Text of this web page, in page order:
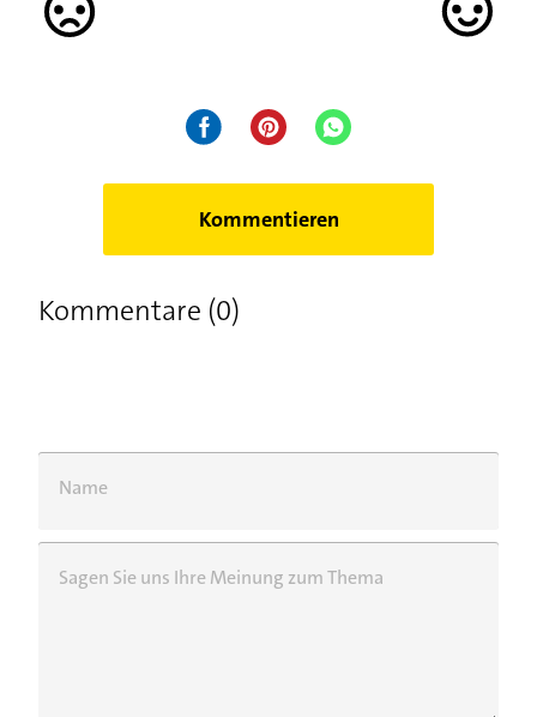
Kommentieren
Kommentare (0)
Name
Sagen Sie uns Ihre Meinung zum Thema